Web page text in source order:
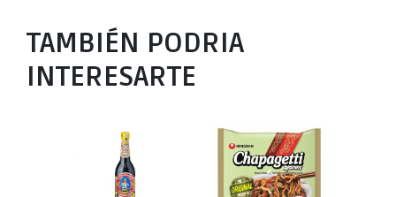
TAMBIÉN PODRIA
INTERESARTE